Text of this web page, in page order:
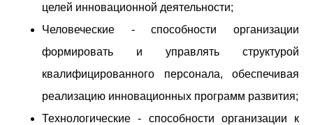
целей инновационной деятельности;
Человеческие - способности организации
формировать и управлять структурой
квалифицированного персонала, обеспечивая
реализацию инновационных программ развития;
Технологические - способности организации к